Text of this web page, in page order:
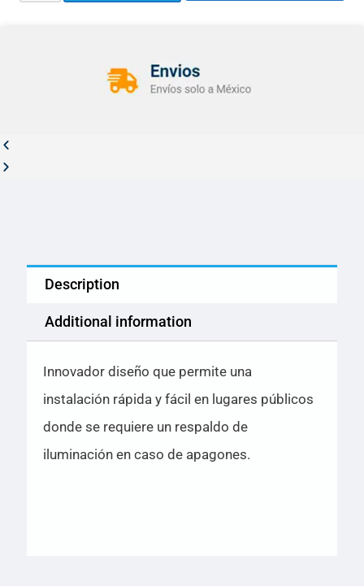
Description
Additional information
Innovador diseño que permite una
instalación rápida y fácil en lugares públicos
donde se requiere un respaldo de
iluminación en caso de apagones.